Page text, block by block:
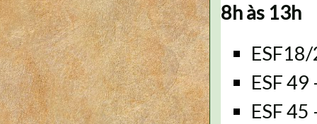
8h às 13h
ESF 49
ESF